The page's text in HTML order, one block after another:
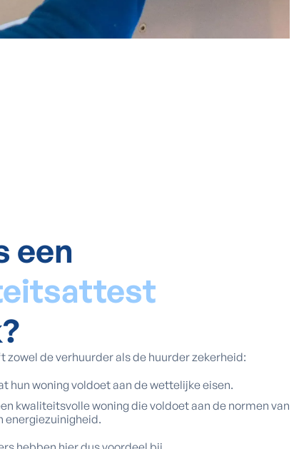
een
de verhuurder als de huurder zekerheid:
hun woning voldoet aan de wettelijke eisen.
kwaliteitsvolle woning die voldoet aan de normen van
energiezuinigheid.